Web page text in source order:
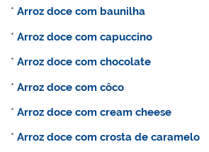
*Arroz doce com baunilha
*Arroz doce com capuccino
*Arroz doce com chocolate
*Arroz doce com côco
*Arroz doce com cream cheese
*Arroz doce com crosta de caramelo